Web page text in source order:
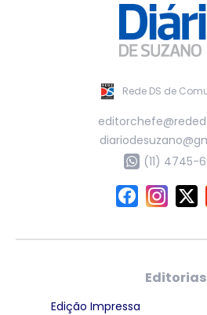
Rede DS de
(11) 4745-
Editorias
Edição Impressa